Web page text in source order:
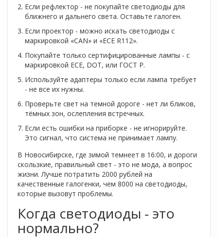
Если рефлектор - не покупайте светодиоды для
ближнего и дальнего света. Оставьте галоген.
Если проектор - можно искать светодиоды с
маркировкой «CAN» и «ECE R112».
Покупайте только сертифицированные лампы - с
маркировкой ECE, DOT, или ГОСТ Р.
Используйте адаптеры только если лампа требует
- не все их нужны.
Проверьте свет на темной дороге - нет ли бликов,
тёмных зон, ослепления встречных.
Если есть ошибки на приборке - не игнорируйте.
Это сигнал, что система не принимает лампу.
В Новосибирске, где зимой темнеет в 16:00, и дороги
скользкие, правильный свет - это не мода, а вопрос
жизни. Лучше потратить 2000 рублей на
качественные галогенки, чем 8000 на светодиоды,
которые вызовут проблемы.
Когда светодиоды - это
нормально?